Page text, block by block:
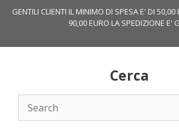
GENTILI CLIENTI IL MINIMO DI SPESA E' DI 50,00
90,00 EURO LA SPEDIZIONE E'
Cerca